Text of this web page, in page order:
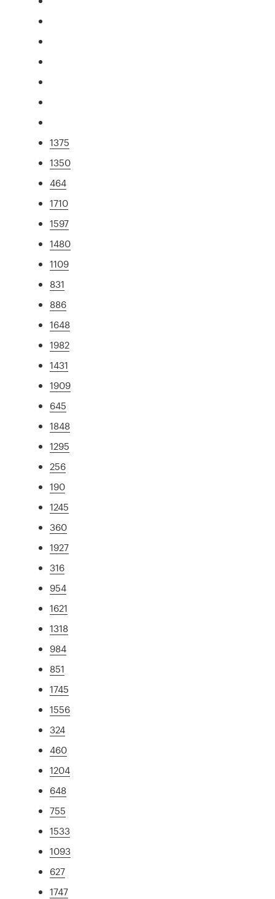
1375
1350
464
1710
1597
1480
1109
831
886
1648
1982
1431
1909
645
1848
1295
256
190
1245
360
1927
316
954
1621
1318
984
851
1745
1556
324
460
1204
648
755
1533
1093
627
1747